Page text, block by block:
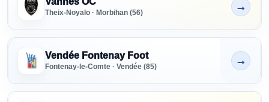
Theix-Noyalo · Morbihan (56)
Non indiqué
→
Vendée Fontenay Foot
Fontenay-le-Comte · Vendée (85)
Non indiqué
→